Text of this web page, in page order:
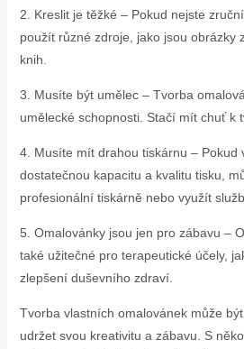
2. Kreslit je těžké – Pokud nejste
použít různé zdroje, jako jsou obrázky
knih.
3. Musíte být umělec – Tvorba
umělecké schopnosti. Stačí mít chuť k
4. Musíte mít drahou tiskárnu – Pokud
dostatečnou kapacitu a kvalitu tisku,
profesionální tiskárně nebo využít
5. Omalovánky jsou jen pro zábavu –
také užitečné pro terapeutické účely,
zlepšení duševního zdraví.
Tvorba vlastních omalovánek může
udržet svou kreativitu a zábavu. S